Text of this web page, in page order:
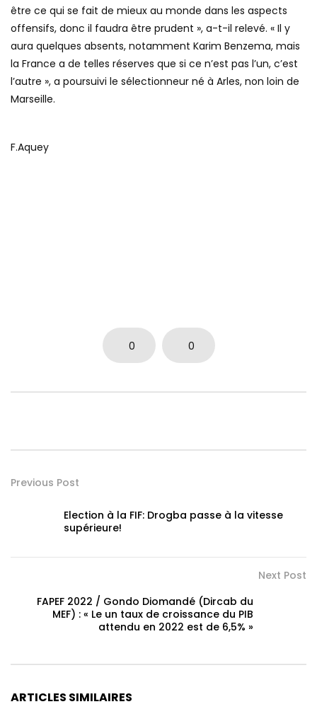
être ce qui se fait de mieux au monde dans les aspects
offensifs, donc il faudra être prudent », a-t-il relevé. « Il y
aura quelques absents, notamment Karim Benzema, mais
la France a de telles réserves que si ce n’est pas l’un, c’est
l’autre », a poursuivi le sélectionneur né à Arles, non loin de
Marseille.
F.Aquey
0 0
Previous Post
Election à la FIF: Drogba passe à la vitesse
supérieure!
Next Post
FAPEF 2022 / Gondo Diomandé (Dircab du
MEF) : « Le un taux de croissance du PIB
attendu en 2022 est de 6,5% »
ARTICLES SIMILAIRES